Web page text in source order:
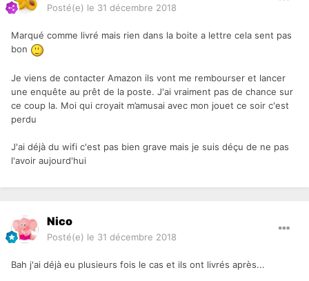
Posté(e) le 31 décembre 2018
Marqué comme livré mais rien dans la boite a lettre cela sent pas
bon
Je viens de contacter Amazon ils vont me rembourser et lancer
une enquête au prêt de la poste. J'ai vraiment pas de chance sur
ce coup la. Moi qui croyait m’amusai avec mon jouet ce soir c'est
perdu
J'ai déjà du wifi c'est pas bien grave mais je suis déçu de ne pas
l'avoir aujourd'hui
Nico
Posté(e) le 31 décembre 2018
Bah j'ai déjà eu plusieurs fois le cas et ils ont livrés après...